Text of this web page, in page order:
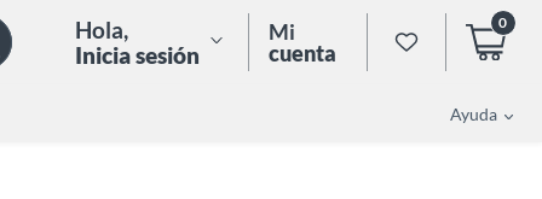
Hola,
Inicia sesión
Mi
cuenta
0
Ayuda